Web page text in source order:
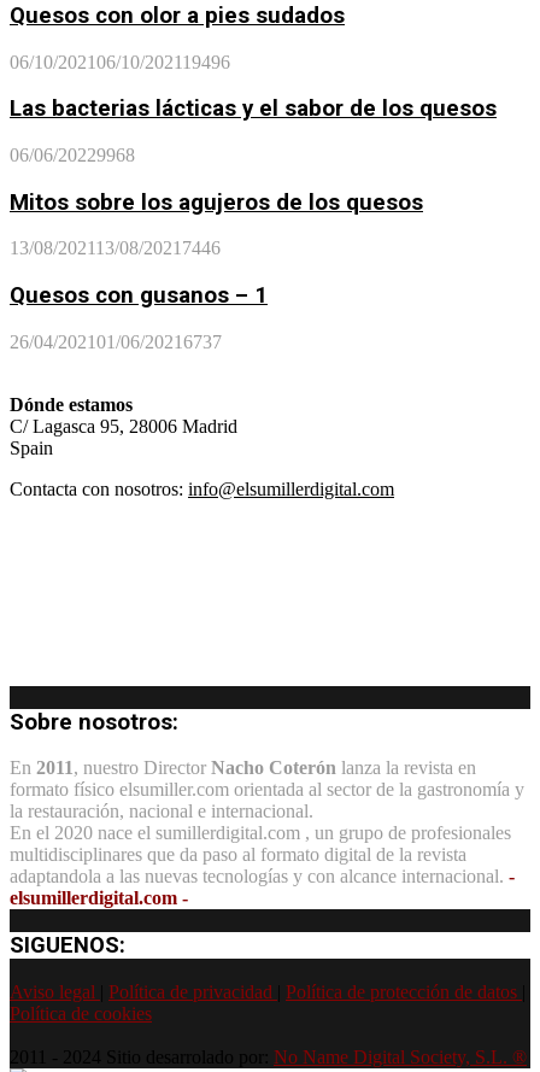
Quesos con olor a pies sudados
06/10/202106/10/202119496
Las bacterias lácticas y el sabor de los quesos
06/06/20229968
Mitos sobre los agujeros de los quesos
13/08/202113/08/20217446
Quesos con gusanos – 1
26/04/202101/06/20216737
Dónde estamos
C/ Lagasca 95, 28006 Madrid
Spain
Contacta con nosotros: info@elsumillerdigital.com
Sobre nosotros:
En 2011, nuestro Director Nacho Coterón lanza la revista en
formato físico elsumiller.com orientada al sector de la gastronomía y
la restauración, nacional e internacional.
En el 2020 nace el sumillerdigital.com , un grupo de profesionales
multidisciplinares que da paso al formato digital de la revista
adaptandola a las nuevas tecnologías y con alcance internacional. -
elsumillerdigital.com -
SIGUENOS:
Aviso legal Política de privacidad Política de protección de datos
Política de cookies
2011 - 2024 Sitio desarrolado por: No Name Digital Society, S.L. ®